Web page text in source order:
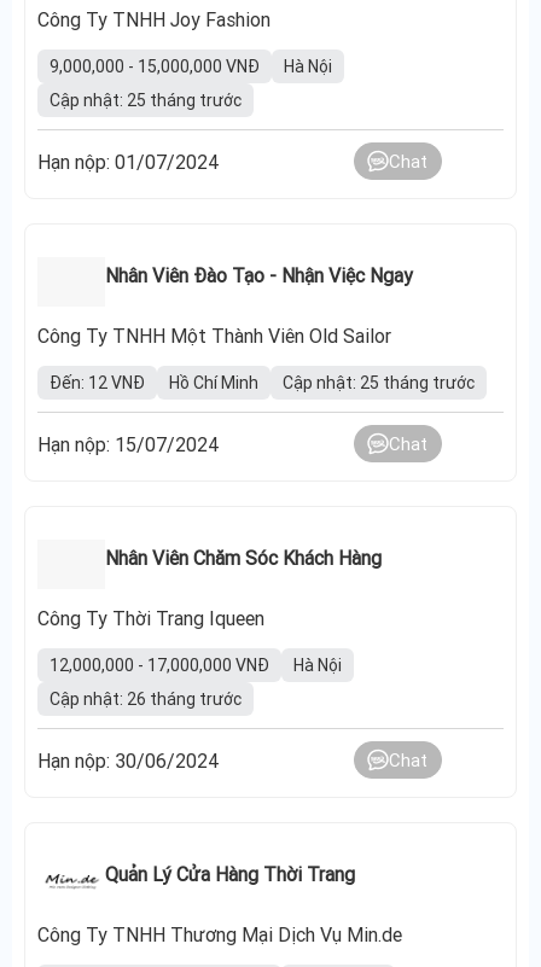
Công Ty TNHH Joy Fashion
9,000,000 - 15,000,000 VNĐ
Hà Nội
Cập nhật: 25 tháng trước
Hạn nộp: 01/07/2024 Chat
Nhân Viên Đào Tạo - Nhận Việc Ngay
Công Ty TNHH Một Thành Viên Old Sailor
Đến: 12 VNĐ Hồ Chí Minh Cập nhật: 25 tháng trước
Hạn nộp: 15/07/2024 Chat
Nhân Viên Chăm Sóc Khách Hàng
Công Ty Thời Trang Iqueen
12,000,000 - 17,000,000 VNĐ
Hà Nội
Cập nhật: 26 tháng trước
Hạn nộp: 30/06/2024 Chat
Quản Lý Cửa Hàng Thời Trang
Công Ty TNHH Thương Mại Dịch Vụ Min.de